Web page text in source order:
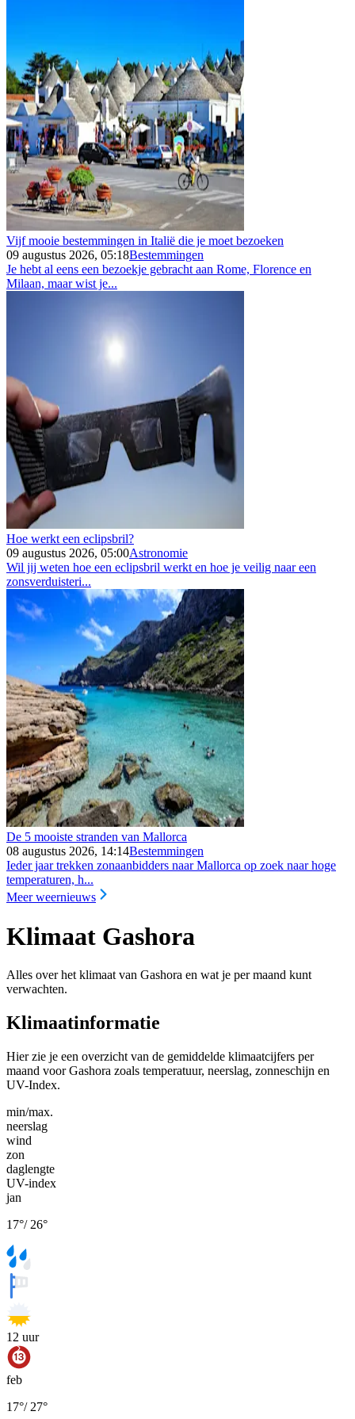
Vijf mooie bestemmingen in Italië die je moet bezoeken
09 augustus 2026, 05:18Bestemmingen
Je hebt al eens een bezoekje gebracht aan Rome, Florence en
Milaan, maar wist je...
Hoe werkt een eclipsbril?
09 augustus 2026, 05:00Astronomie
Wil jij weten hoe een eclipsbril werkt en hoe je veilig naar een
zonsverduisteri...
De 5 mooiste stranden van Mallorca
08 augustus 2026, 14:14Bestemmingen
Ieder jaar trekken zonaanbidders naar Mallorca op zoek naar hoge
temperaturen, h...
Meer weernieuws
Klimaat Gashora
Alles over het klimaat van Gashora en wat je per maand kunt
verwachten.
Klimaatinformatie
Hier zie je een overzicht van de gemiddelde klimaatcijfers per
maand voor Gashora zoals temperatuur, neerslag, zonneschijn en
UV-Index.
min/max.
neerslag
wind
zon
daglengte
UV-index
jan
17°/ 26°
12 uur
feb
17°/ 27°